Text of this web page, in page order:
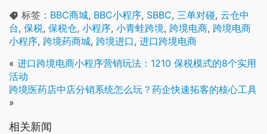
标签： BBC商城, BBC小程序, SBBC, 三单对碰, 云仓中
台, 保税, 保税仓, 小程序, 小青蛙跨境, 跨境电商, 跨境电商
小程序, 跨境药商城, 跨境进口, 进口跨境电商
« 进口跨境电商小程序营销玩法：1210 保税模式的8个实用
活动
跨境医药店中店分销系统怎么玩？药企快速拓客的核心工具
»
相关新闻